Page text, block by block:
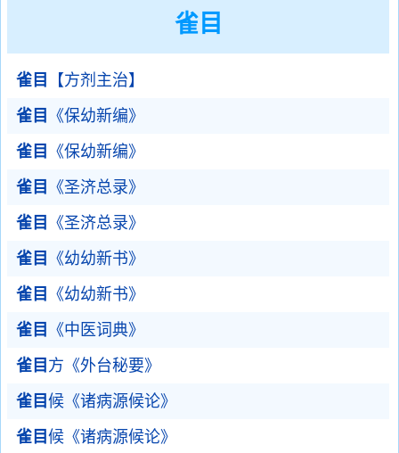
雀目
雀目
【方剂主治】
雀目
《保幼新编》
雀目
《保幼新编》
雀目
《圣济总录》
雀目
《圣济总录》
雀目
《幼幼新书》
雀目
《幼幼新书》
雀目
《中医词典》
雀目 方《外台秘要》
雀目 候《诸病源候论》
雀目 候《诸病源候论》